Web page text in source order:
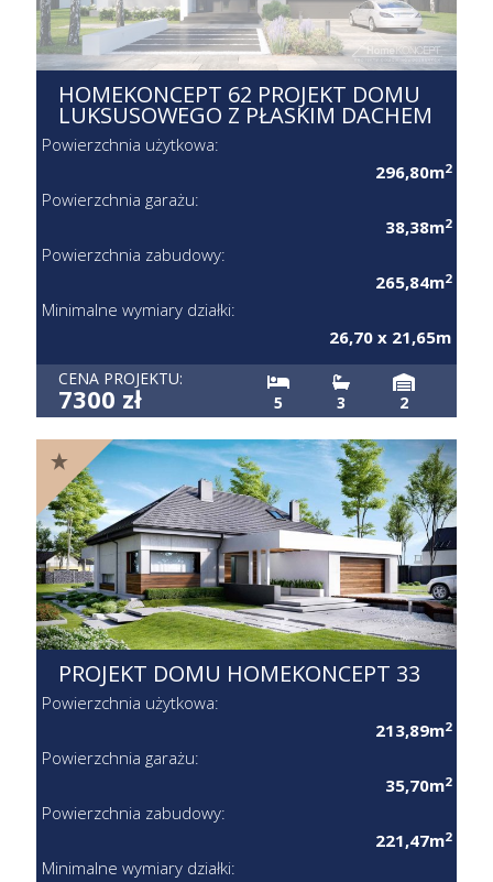
HOMEKONCEPT 62 PROJEKT DOMU
LUKSUSOWEGO Z PŁASKIM DACHEM
Powierzchnia użytkowa:
296,80m2
Powierzchnia garażu:
38,38m2
Powierzchnia zabudowy:
265,84m2
Minimalne wymiary działki:
26,70 x 21,65m
CENA PROJEKTU:
7300 zł 5 3 2
PROJEKT DOMU HOMEKONCEPT 33
Powierzchnia użytkowa:
213,89m2
Powierzchnia garażu:
35,70m2
Powierzchnia zabudowy:
221,47m2
Minimalne wymiary działki: